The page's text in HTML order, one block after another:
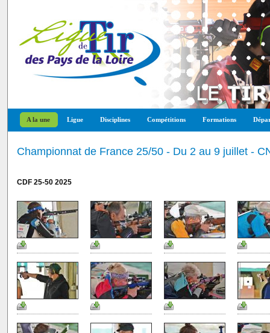
A la une Ligue Disciplines Compétitions Formations
Championnat de France 25/50 - Du 2 au 9 juillet -
CDF 25-50 2025